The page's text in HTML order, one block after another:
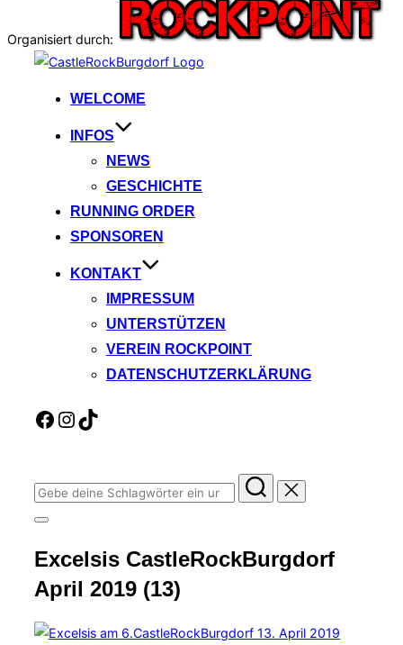
Organisiert durch:
springen
WELCOME
INFOS
NEWS
GESCHICHTE
RUNNING ORDER
SPONSOREN
KONTAKT
IMPRESSUM
UNTERSTÜTZEN
VEREIN ROCKPOINT
DATENSCHUTZERKLÄRUNG
Facebook
Instagram
TikTok
Suchen
nach:
Seitenleiste
Navigation
umschalten
Excelsis CastleRockBurgdorf
April 2019 (13)